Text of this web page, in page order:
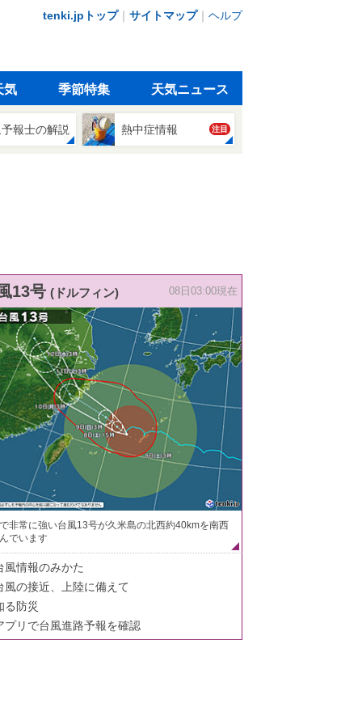
tenki.jpトップ｜ サイトマップ｜ ヘルプ
気 季節特集 天気ニュース
報士の解説 熱中症情報 注目
13号 (ドルフィン) 08日03:00現在
非常に強い台風13号が久米島の北西約40kmを南西
でいます
風情報のみかた
風の接近、上陸に備えて
る防災
プリで台風進路予報を確認